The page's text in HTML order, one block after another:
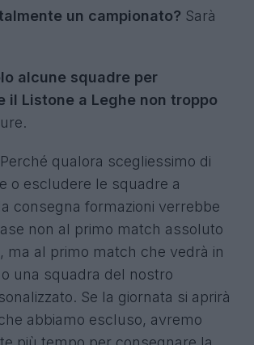
nuovo database
il database Euroleghe è
personalizzabile. Sarà possibile
Top 5 campionati europei
un campionato? Sarà
alcune squadre per
il Listone a Leghe non troppo